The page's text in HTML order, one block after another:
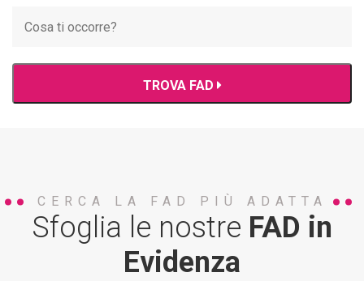
TROVA FAD
CERCA LA FAD PIÙ ADATTA
Sfoglia le nostre FAD in
Evidenza